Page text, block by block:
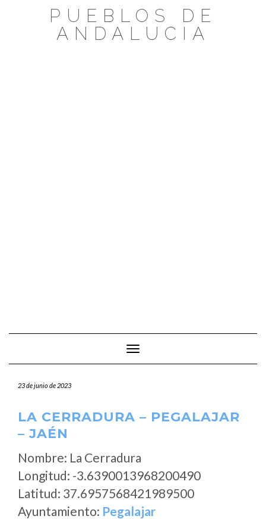
PUEBLOS DE
ANDALUCIA
Cambiar modo de navegación
23 de junio de 2023
LA CERRADURA – PEGALAJAR
– JAÉN
Nombre: La Cerradura
Longitud: -3.6390013968200490
Latitud: 37.6957568421989500
Ayuntamiento: Pegalajar